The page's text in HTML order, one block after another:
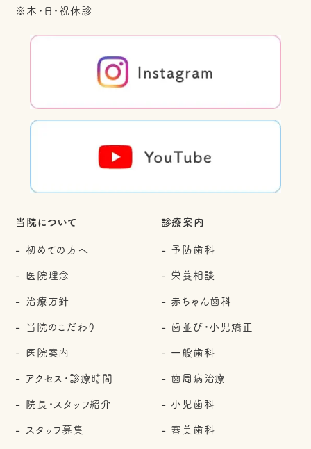
※木・日・祝休診
当院について
初めての方へ
医院理念
治療方針
当院のこだわり
医院案内
アクセス・診療時間
院長・スタッフ紹介
スタッフ募集
診療案内
予防歯科
栄養相談
赤ちゃん歯科
歯並び・小児矯正
一般歯科
歯周病治療
小児歯科
審美歯科